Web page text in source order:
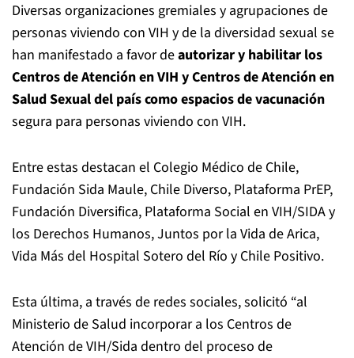
Diversas organizaciones gremiales y agrupaciones de
personas viviendo con VIH y de la diversidad sexual se
han manifestado a favor deautorizar y habilitar los
Centros de Atención en VIH y Centros de Atención en
Salud Sexual del país como espacios de vacunación
segura para personas viviendo con VIH.
Entre estas destacan el Colegio Médico de Chile,
Fundación Sida Maule, Chile Diverso, Plataforma PrEP,
Fundación Diversifica, Plataforma Social en VIH/SIDA y
los Derechos Humanos, Juntos por la Vida de Arica,
Vida Más del Hospital Sotero del Río y Chile Positivo.
Esta última, a través de redes sociales, solicitó “al
Ministerio de Salud incorporar a los Centros de
Atención de VIH/Sida dentro del proceso de